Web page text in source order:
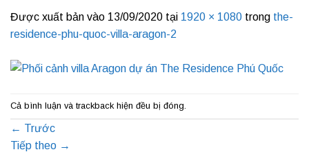
Được xuất bản vào 13/09/2020 tại 1920 × 1080 trong the-
residence-phu-quoc-villa-aragon-2
Cả bình luận và trackback hiện đều bị đóng.
← Trước
Tiếp theo →